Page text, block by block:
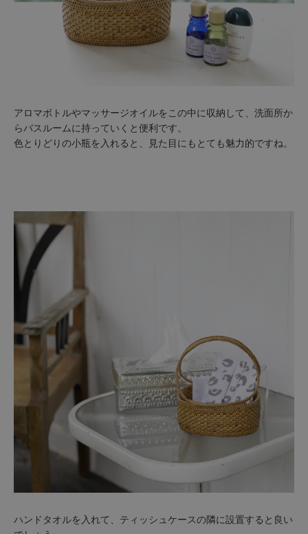
アロマボトルやマッサージオイルをこの中に収納して、洗面所か
らバスルームに持っていくと便利です。
色とりどりの小瓶を入れると、見た目にもとても魅力的ですね。
ハンドタオルを入れて、ティッシュケースの隣に設置すると良い